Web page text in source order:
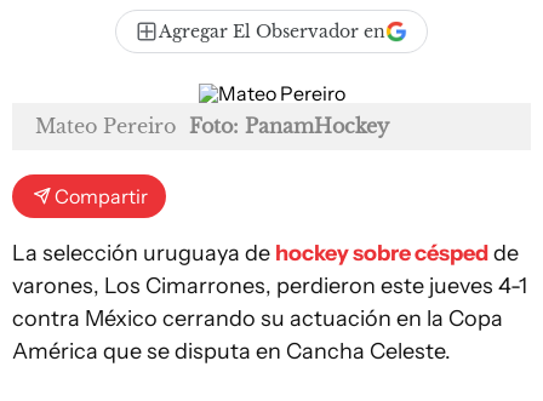
Agregar El Observador en
Mateo Pereiro Foto: PanamHockey
Compartir
La selección uruguaya de hockey sobre céspedde
varones, Los Cimarrones, perdieron este jueves 4-1
contra México cerrando su actuación en la Copa
América que se disputa en Cancha Celeste.